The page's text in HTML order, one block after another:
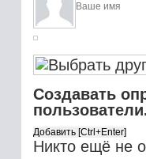
Создавать
Никто ещё не